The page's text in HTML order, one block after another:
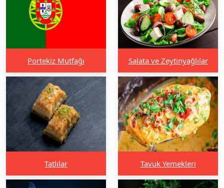
Portekiz Mutfağı Salata ve Zeytinyağlılar
Tatlılar Tavuk Yemekleri